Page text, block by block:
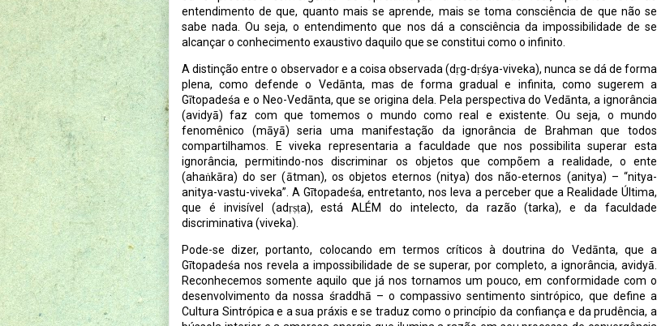
entendimento de que, quanto mais se aprende, mais se toma consciência de que não se
sabe nada. Ou seja, o entendimento que nos dá a consciência da impossibilidade de se
alcançar o conhecimento exaustivo daquilo que se constitui como o infinito.
A distinção entre o observador e a coisa observada (dṛg-dṛśya-viveka), nunca se dá de forma
plena, como defende o Vedānta, mas de forma gradual e infinita, como sugerem a
Gītopadeśa e o Neo-Vedānta, que se origina dela. Pela perspectiva do Vedānta, a ignorância
(avidyā) faz com que tomemos o mundo como real e existente. Ou seja, o mundo
fenomênico (māyā) seria uma manifestação da ignorância de Brahman que todos
compartilhamos. E viveka representaria a faculdade que nos possibilita superar esta
ignorância, permitindo-nos discriminar os objetos que compõem a realidade, o ente
(ahaṅkāra) do ser (ātman), os objetos eternos (nitya) dos não-eternos (anitya) – “nitya-
anitya-vastu-viveka”. A Gītopadeśa, entretanto, nos leva a perceber que a Realidade Última,
que é invisível (adṛṣṭa), está ALÉM do intelecto, da razão (tarka), e da faculdade
discriminativa (viveka).
Pode-se dizer, portanto, colocando em termos críticos à doutrina do Vedānta, que a
Gītopadeśa nos revela a impossibilidade de se superar, por completo, a ignorância, avidyā.
Reconhecemos somente aquilo que já nos tornamos um pouco, em conformidade com o
desenvolvimento da nossa śraddhā – o compassivo sentimento sintrópico, que define a
Cultura Sintrópica e a sua práxis e se traduz como o princípio da confiança e da prudência, a